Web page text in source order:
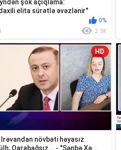
şok açıqlama:
elita sürətlə əvəzlənir"
0%
2.3K
HD
Irəvandan növbəti həyasız
Qarabağsız... - "Şənbə Xə...